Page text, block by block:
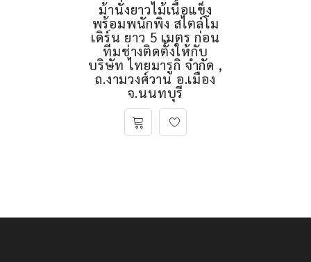
ม้านั่งยาวไม้เนื้อแข็ง
พร้อมพนักพิง สไตล์โม
เดิร์น ยาว 5 เมตร ก่อน
ทีมช่างติดตั้งให้กับ
บริษัท ไทยมารูกิ จำกัด ,
ถ.งามวงศ์วาน อ.เมือง
จ.นนทบุรี